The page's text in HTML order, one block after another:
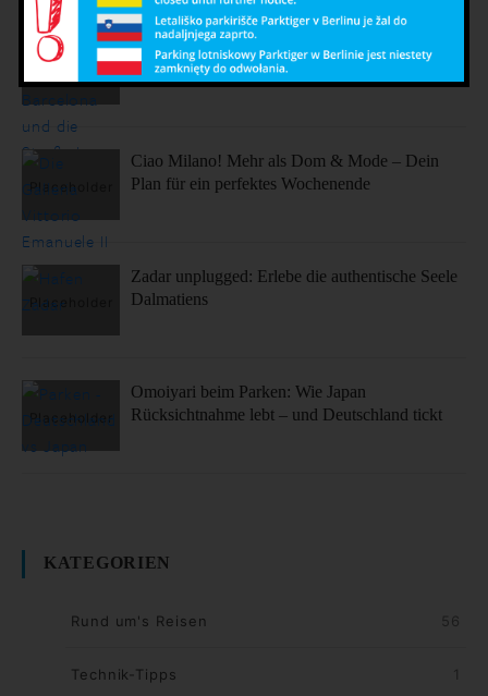
Sonne, Stil, Sehenswürdigkeiten – So fühlt sich
Barcelona an
Ciao Milano! Mehr als Dom & Mode – Dein
Plan für ein perfektes Wochenende
Zadar unplugged: Erlebe die authentische Seele
Dalmatiens
Omoiyari beim Parken: Wie Japan
Rücksichtnahme lebt – und Deutschland tickt
KATEGORIEN
Rund um's Reisen 56
Technik-Tipps 1